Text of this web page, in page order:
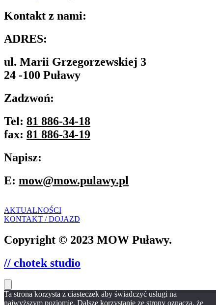
Kontakt z nami:
ADRES:
ul. Marii Grzegorzewskiej 3
24 -100 Puławy
Zadzwoń:
Tel: 81 886-34-18
fax: 81 886-34-19
Napisz:
E: mow@mow.pulawy.pl
AKTUALNOŚCI
KONTAKT / DOJAZD
Copyright © 2023 MOW Puławy.
// chotek studio
Ta strona korzysta z ciasteczek aby świadczyć usługi na
najwyższym poziomie. Dalsze korzystanie ze strony oznacza, że